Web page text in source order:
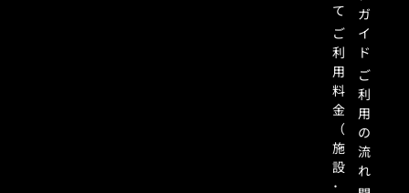
て
ご
利
用
料
金
（
施
設
･
ガ
イ
ド
ご
利
用
の
流
れ